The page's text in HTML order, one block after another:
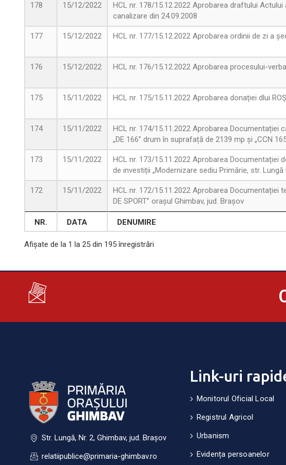
178 15/12/2022
HCL nr. 178/15.12.2022 Aprobarea draftului
canalizare din 24.09.2008
177 15/12/2022
HCL nr. 177/15.12.2022 Aprobarea ordinii de zi a
176 15/12/2022
HCL nr. 176/15.12.2022 Aprobarea procesului-
175 15/11/2022
HCL nr. 175/15.11.2022 Aprobarea donației dlui
174 15/11/2022
HCL nr. 174/15.11.2022 Aprobarea
„DE 166” drum în suprafață de 2139 mp și „CCN
173 15/11/2022
HCL nr. 173/15.11.2022 Aprobarea Documentației
de investiții „Modernizare sediu Primărie, str.
172 15/11/2022
HCL nr. 172/15.11.2022 Aprobarea Documentației
DE SPORT” orașul Ghimbav, jud. Brașov
NR. DATA DENUMIRE
Afișate de la 1 la 25 din 195 înregistrări
Str. Lungă, Nr. 2, Ghimbav, jud. Brașov
relatiipublice@primaria-ghimbav.ro
Link-uri
Monitorul Oficial Local
Registrul Agricol
Urbanism
Evidența persoanelor